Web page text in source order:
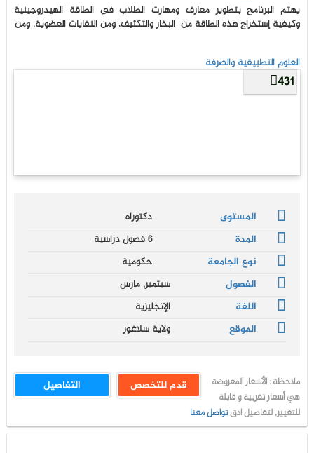
يهتم البرنامج بتطوير معارف ومهارت الطلاب في الطاقة الهيدروجينية
وكيفية إستخراج هذه الطاقة من البخار والتكثيف، ومن النفايات العضوية، ومن
العلوم التطبيقية والصرفة
431
المستوى
دكتوراه
المدة
6 فصول دراسية
نوع الجامعة
حكومية
الفصول
سبتمبر, مارس
اللغة
الإنجليزية
الموقع
ولاية سلاغور
التفاصيل قدم للتخصص
ملاحظة : الأسعار المعروضة
هي أسعار تقربية و قابلة
للتغيير, لتفاصيل ادقتواصل معنا